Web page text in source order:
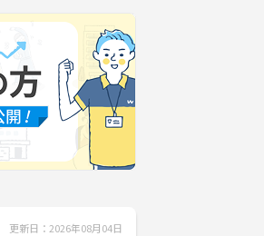
更新日：2026年08月04日